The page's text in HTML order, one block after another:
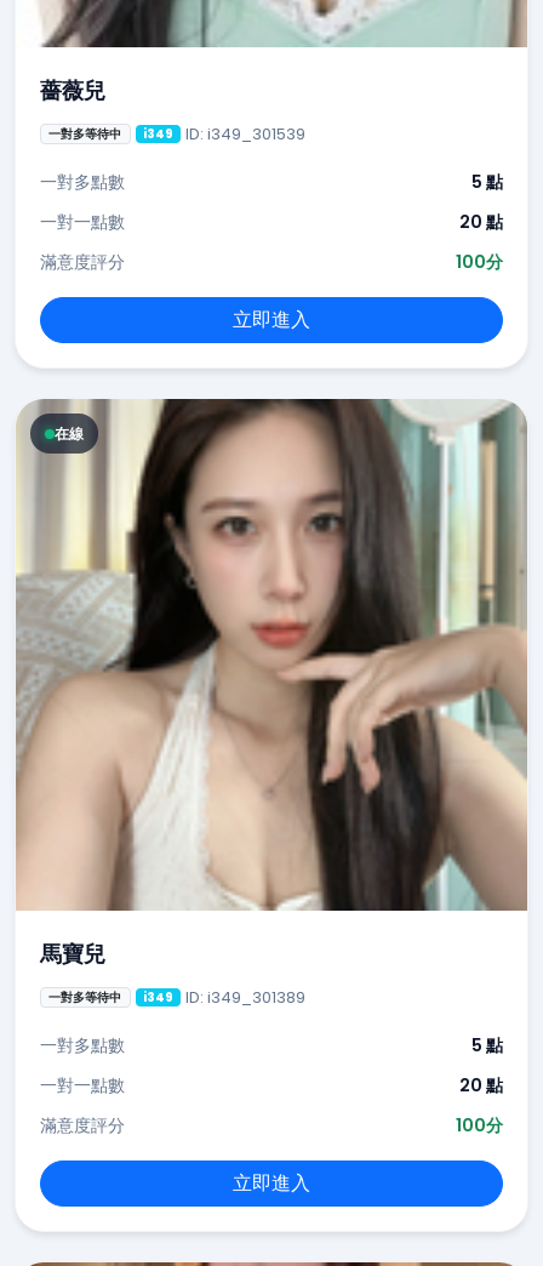
薔薇兒
一對多等待中 i349 ID: i349_301539
一對多點數
5 點
一對一點數
20 點
滿意度評分
100分
立即進入
在線
馬寶兒
一對多等待中 i349 ID: i349_301389
一對多點數
5 點
一對一點數
20 點
滿意度評分
100分
立即進入